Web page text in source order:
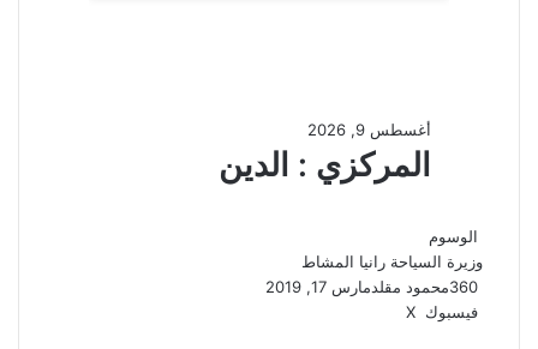
الوسوم
وزيرة السياحة رانيا المشاط
محمود مقلدمارس 17, 2019
فيسبوك ‫X